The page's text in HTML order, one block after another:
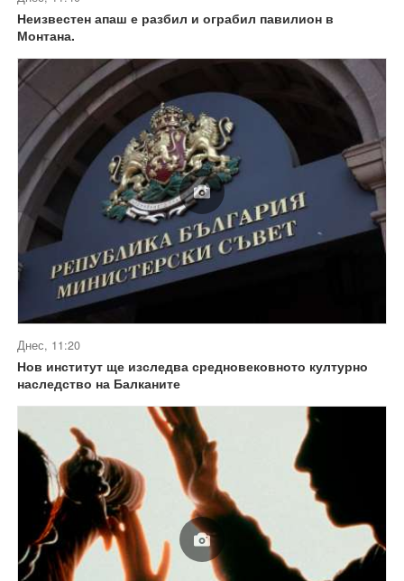
Неизвестен апаш е разбил и ограбил павилион в
Монтана.
Днес, 11:20
Нов институт ще изследва средновековното културно
наследство на Балканите